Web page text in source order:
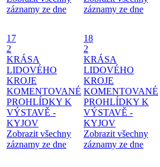
záznamy ze dne
záznamy ze dne
17
2
KRÁSA
LIDOVÉHO
KROJE
KOMENTOVANÉ
PROHLÍDKY K
VÝSTAVĚ -
KYJOV
Zobrazit všechny
záznamy ze dne
18
2
KRÁSA
LIDOVÉHO
KROJE
KOMENTOVANÉ
PROHLÍDKY K
VÝSTAVĚ -
KYJOV
Zobrazit všechny
záznamy ze dne